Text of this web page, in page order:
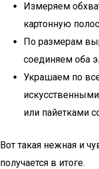
Измеряем
картонную
По размерам
соединяем оба
Украшаем по
или пайетками
Вот такая нежная и
получается в итоге.